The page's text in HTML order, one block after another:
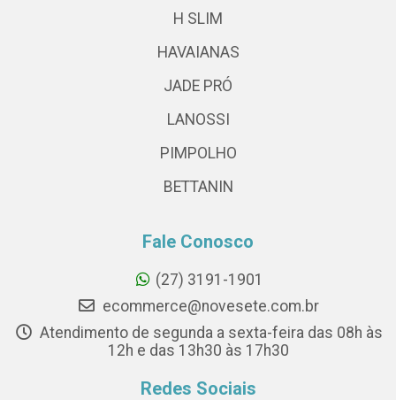
H SLIM
HAVAIANAS
JADE PRÓ
LANOSSI
PIMPOLHO
BETTANIN
Fale Conosco
(27) 3191-1901
ecommerce@novesete.com.br
Atendimento de segunda a sexta-feira das 08h às
12h e das 13h30 às 17h30
Redes Sociais